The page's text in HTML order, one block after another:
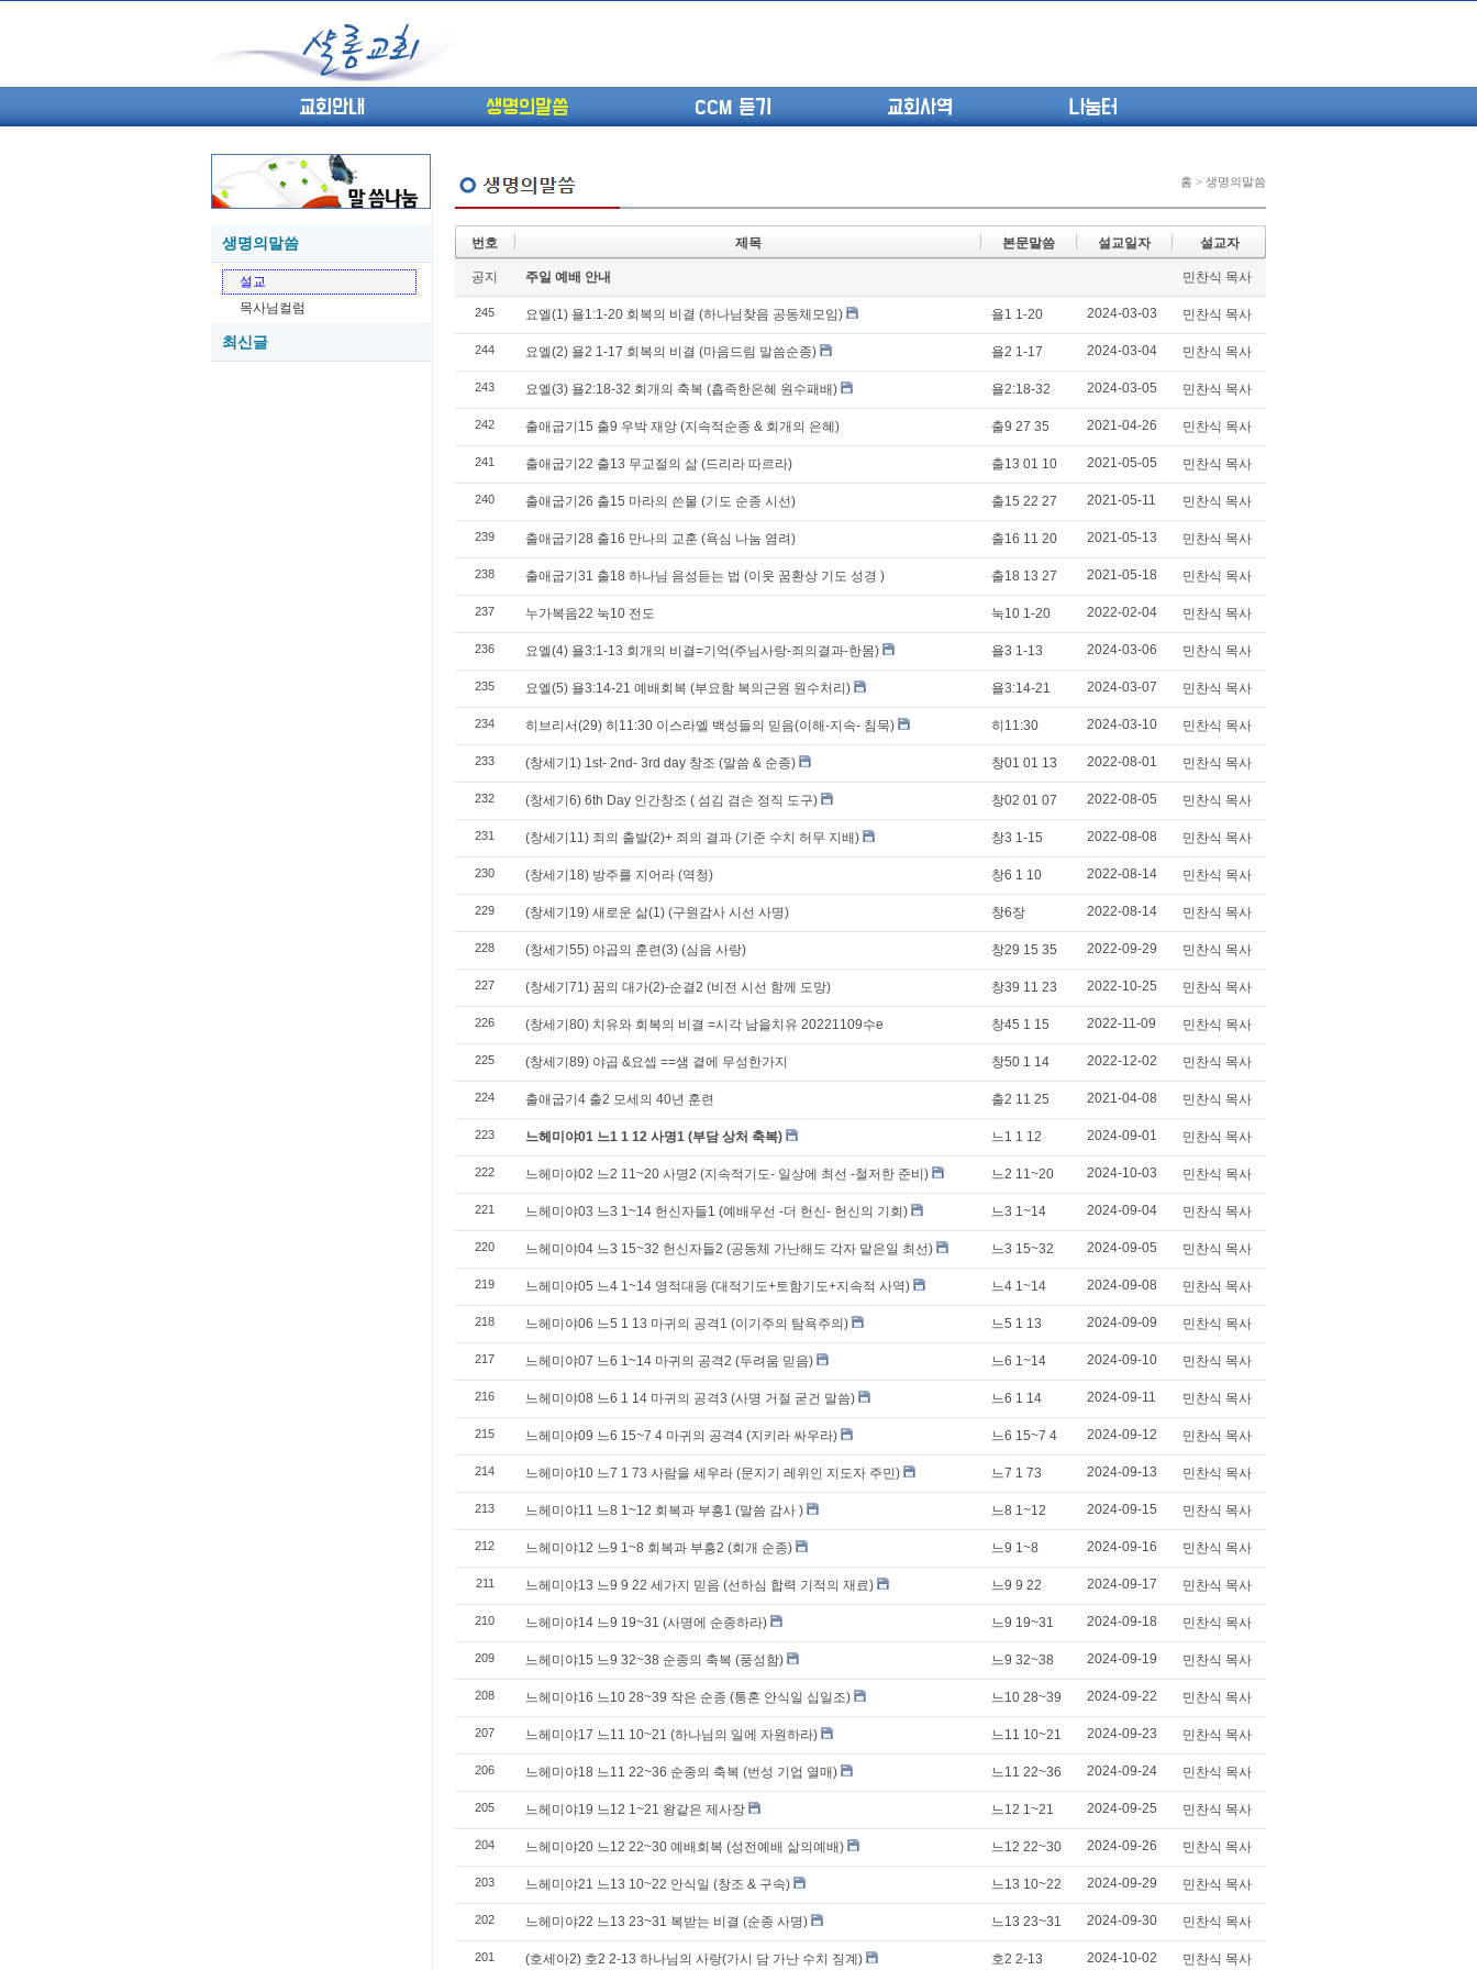
교회안내 생명의말씀 CCM 듣기 교회사역 나눔터
생명의말씀
설교
목사님컬럼
최신글
05-27 (고린도전서13) 고전8:1-13 ...
05-26 (고린도전서12) 고전7:23-40 ...
05-21 (고린도전서11) 고전6:9-20 ...
05-20 (고린도전서9) 고전5:1-13 ...
(고린도전서8) 고전4 9-21 교...
05-18 (고린도전서7) 고전4:1-8 판...
홈 > 생명의말씀
번호 제목 본문말씀 설교일자 설교자
공지 주일 예배 안내 민찬식 목사
245 요엘(1) 욜1:1-20 회복의 비결 (하나님찾음 공동체모임) 욜1 1-20 2024-03-03 민찬식 목사
244 요엘(2) 욜2 1-17 회복의 비결 (마음드림 말씀순종) 욜2 1-17 2024-03-04 민찬식 목사
243 요엘(3) 욜2:18-32 회개의 축복 (흡족한은혜 원수패배) 욜2:18-32 2024-03-05 민찬식 목사
242 출애굽기15 출9 우박 재앙 (지속적순종 & 회개의 은혜) 출9 27​ 35 2021-04-26 민찬식 목사
241 출애굽기22 출13 무교절의 삶 (드리라 따르라) 출13 01 10 2021-05-05 민찬식 목사
240 출애굽기26 출15 마라의 쓴물 (기도 순종 시선) 출15 22 27 2021-05-11 민찬식 목사
239 출애굽기28 출16 만나의 교훈 (욕심 나눔 염려) 출16 11 20 2021-05-13 민찬식 목사
238 출애굽기31 출18 하나님 음성듣는 법 (이웃 꿈환상 기도 성경 ) 출18 13 27 2021-05-18 민찬식 목사
237 누가복음22 눅10 전도 눅10 1-20 2022-02-04 민찬식 목사
236 요엘(4) 욜3:1-13 회개의 비결=기억(주님사랑-죄의결과-한몸) 욜3 1-13 2024-03-06 민찬식 목사
235 요엘(5) 욜3:14-21 예배회복 (부요함 복의근원 원수처리) 욜3:14-21 2024-03-07 민찬식 목사
234 히브리서(29) 히11:30 이스라엘 백성들의 믿음(이해-지속- 침묵) 히11:30 2024-03-10 민찬식 목사
233 (창세기1) 1st- 2nd- 3rd day 창조 (말씀 & 순종) 창01 01 13 2022-08-01 민찬식 목사
232 (창세기6) 6th Day 인간창조 ( 섬김 겸손 정직 도구) 창02 01 07 2022-08-05 민찬식 목사
231 (창세기11) 죄의 출발(2)+ 죄의 결과 (기준 수치 허무 지배) 창3 1-15 2022-08-08 민찬식 목사
230 (창세기18) 방주를 지어라 (역청) 창6 1 10 2022-08-14 민찬식 목사
229 (창세기19) 새로운 삶(1) (구원감사 시선 사명) 창6장 2022-08-14 민찬식 목사
228 (창세기55) 야곱의 훈련(3) (심음 사랑) 창29 15 35 2022-09-29 민찬식 목사
227 (창세기71) 꿈의 대가(2)-순결2 (비전 시선 함께 도망) 창39 11 23 2022-10-25 민찬식 목사
226 (창세기80) 치유와 회복의 비결 =시각 남을치유 20221109수e 창45 1 15 2022-11-09 민찬식 목사
225 (창세기89) 야곱 &요셉 ==샘 곁에 무성한가지 창50 1 14 2022-12-02 민찬식 목사
224 출애굽기4 출2 모세의 40년 훈련 출2 11 25 2021-04-08 민찬식 목사
223 느헤미야01 느1 1 12 사명1 (부담 상처 축복) 느1 1 12 2024-09-01 민찬식 목사
222 느헤미야02 느2 11~20 사명2 (지속적기도- 일상에 최선 -철저한 준비) 느2 11~20 2024-10-03 민찬식 목사
221 느헤미야03 느3 1~14 헌신자들1 (예배우선 -더 헌신- 헌신의 기회) 느3 1~14 2024-09-04 민찬식 목사
220 느헤미야04 느3 15~32 헌신자들2 (공동체 가난해도 각자 맡은일 최선) 느3 15~32 2024-09-05 민찬식 목사
219 느헤미야05 느4 1~14 영적대응 (대적기도+토함기도+지속적 사역) 느4 1~14 2024-09-08 민찬식 목사
218 느헤미야06 느5 1 13 마귀의 공격1 (이기주의 탐욕주의) 느5 1 13 2024-09-09 민찬식 목사
217 느헤미야07 느6 1~14 마귀의 공격2 (두려움 믿음) 느6 1~14 2024-09-10 민찬식 목사
216 느헤미야08 느6 1 14 마귀의 공격3 (사명 거절 굳건 말씀) 느6 1 14 2024-09-11 민찬식 목사
215 느헤미야09 느6 15~7 4 마귀의 공격4 (지키라 싸우라) 느6 15~7 4 2024-09-12 민찬식 목사
214 느헤미야10 느7 1 73 사람을 세우라 (문지기 레위인 지도자 주민) 느7 1 73 2024-09-13 민찬식 목사
213 느헤미야11 느8 1~12 회복과 부흥1 (말씀 감사 ) 느8 1~12 2024-09-15 민찬식 목사
212 느헤미야12 느9 1~8 회복과 부흥2 (회개 순종) 느9 1~8 2024-09-16 민찬식 목사
211 느헤미야13 느9 9 22 세가지 믿음 (선하심 합력 기적의 재료) 느9 9 22 2024-09-17 민찬식 목사
210 느헤미야14 느9 19~31 (사명에 순종하라) 느9 19~31 2024-09-18 민찬식 목사
209 느헤미야15 느9 32~38 순종의 축복 (풍성함) 느9 32~38 2024-09-19 민찬식 목사
208 느헤미야16 느10 28~39 작은 순종 (통혼 안식일 십일조) 느10 28~39 2024-09-22 민찬식 목사
207 느헤미야17 느11 10~21 (하나님의 일에 자원하라) 느11 10~21 2024-09-23 민찬식 목사
206 느헤미야18 느11 22~36 순종의 축복 (번성 기업 열매) 느11 22~36 2024-09-24 민찬식 목사
205 느헤미야19 느12 1~21 왕같은 제사장 느12 1~21 2024-09-25 민찬식 목사
204 느헤미야20 느12 22~30 예배회복 (성전예배 삶의예배) 느12 22~30 2024-09-26 민찬식 목사
203 느헤미야21 느13 10~22 안식일 (창조 & 구속) 느13 10~22 2024-09-29 민찬식 목사
202 느헤미야22 느13 23~31 복받는 비결 (순종 사명) 느13 23~31 2024-09-30 민찬식 목사
201 (호세아2) 호2 2-13 하나님의 사랑(가시 담 가난 수치 징계) 호2 2-13 2024-10-02 민찬식 목사